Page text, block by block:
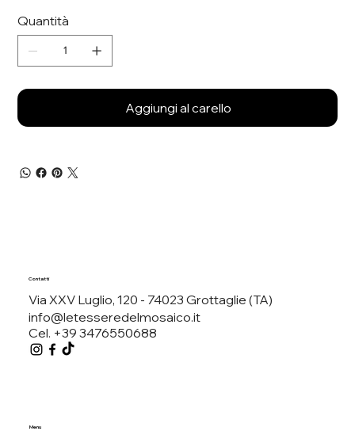
Quantità
Aggiungi al carello
info@letesseredelmosaico.it
Cel. +39 3476550688
Contatti
Via XXV Luglio, 120 - 74023 Grottaglie (TA)
Menu